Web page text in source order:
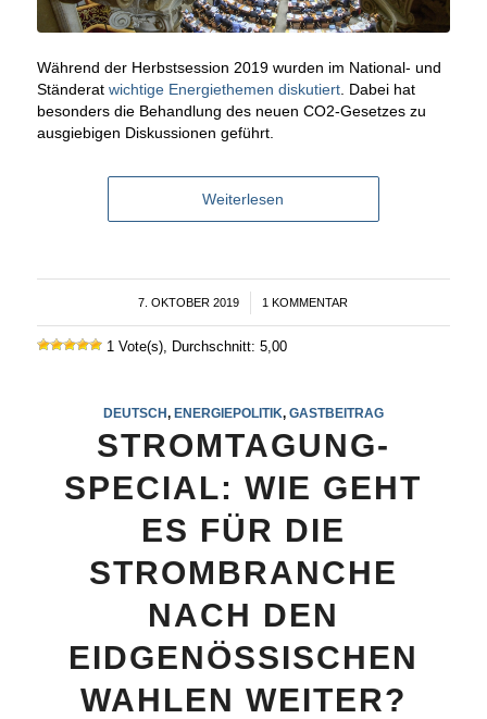
Während der Herbstsession 2019 wurden im National- und
Ständerat wichtige Energiethemen diskutiert. Dabei hat
besonders die Behandlung des neuen CO2-Gesetzes zu
ausgiebigen Diskussionen geführt.
Weiterlesen
7. OKTOBER 2019
/ 1 KOMMENTAR
1 Vote(s), Durchschnitt: 5,00
DEUTSCH, ENERGIEPOLITIK, GASTBEITRAG
STROMTAGUNG-
SPECIAL: WIE GEHT
ES FÜR DIE
STROMBRANCHE
NACH DEN
EIDGENÖSSISCHEN
WAHLEN WEITER?